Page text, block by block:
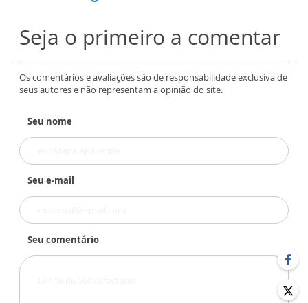
Seja o primeiro a comentar
Os comentários e avaliações são de responsabilidade exclusiva de
seus autores e não representam a opinião do site.
Seu nome
Seu e-mail
Seu comentário